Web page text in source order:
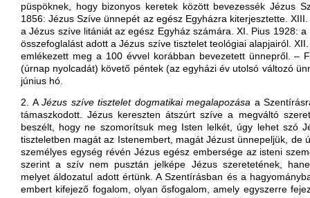
püspöknek, hogy bizonyos keretek között bevezessék Jézus
1856: Jézus Szíve ünnepét az egész Egyházra kiterjesztette.
a Jézus szíve litániát az egész Egyház számára. XI. Pius 1928:
összefoglalást adott a Jézus szíve tisztelet teológiai alapjairól.
emlékezett meg a 100 évvel korábban bevezetett ünnepről. –
(úrnap nyolcadát) követő péntek (az egyházi év utolsó változó
június hó.
2. A Jézus szíve tiszteletdogmatikai megalapozása a
támaszkodott. Jézus kereszten átszúrt szíve a megváltó
beszélt, hogy ne szomorítsuk meg Isten lelkét, úgy lehet szó
tiszteletben magát az Istenembert, magát Jézust ünnepeljük, de
személyes egység révén Jézus egész embersége az isteni
szerint a szív nem pusztán jelképe Jézus szeretetének,
melyet áldozatul adott értünk. A Szentírásban és a
embert kifejező fogalom, olyan ősfogalom, amely egyszerre